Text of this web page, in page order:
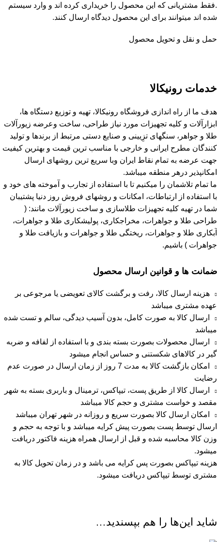
.فقط مشتریانی که این محصول را خریداری کرده اند و وارد سیستم
شده اند میتوانند برای این محصول دیدگاه ارسال کنند.
حمل و نقل و تحویل محصول
خدمات رونیکالا
هدف ما از راه اندازی فروشگاه رونیکالا، تهیه و توزیع دستگاه ها،
ابزارآلات و کلیه تجهیزات مورد نیاز طراحی، ساخت وعرضه زیورآلات
طلا و جواهر، سنگهای تزِیینی و صنایع دستی مرتبط از برندها و تولید
کنندگان مطرح ایرانی و خارجی با مناسب ترین قیمت و بهترین کیفیت
جهت عرضه به تمام نقاط ایران وبا سریع ترین روشهای ارسال
امکانپذیر درهر منطقه میباشد.
ما تمام تلاشمان را میکنیم تا با استفاده از تجارب و آموخته های خود و
با استفاده از ارتباطات، امکانات و روشهای فروش روز دنیا پشتیبان
شما در تهیه کلیه تجهیزات طلاسازی و ساخت زیورآلات مانند: (
طراحی طلا و جواهرات، مخراجکاری، پولیشکاری طلا و جواهرات،
آبکاری طلا و جواهرات، ریختگی طلا و جواهرات و بازیافت طلا و
جواهرات ) باشیم.
ضمانت ها و قوانین ارسال محصول
هزینه ارسال کالا، رفت و برگشت کالای تعویضی یا مرجوعی بر
عهده مشتری میباشد
ارسال کالا به صورت کامل، بدون آسیب دیدگی، سالم و تست شده
میباشد
ارسال محصولات بصورت بسته بندی و با استفاده از لفافه و ضربه
گیر در کالاهای شکستنی و حساس انجام میشود
امکان بازگشت کالا به مدت 7 روز از زمان ارسال در صورت عدم
رضایت
ارسال کالا از طریق پست، تیپاکس، ترمینال و باربری بسته به شهر
مقصد و خواست مشتری و حجم کالا میباشد
امکان ارسال کالا بصورت سریع و روزانه در شهر تهران میباشد
ارسال توسط پست بصورت پیش کرایه میباشد و با توجه به حجم و
وزن کالا محاسبه شده و قبل از ارسال همراه هزینه فاکتور دریافت
میشود.
هزینه تیپاکس بصورت پس کرایه می باشد و در زمان تحویل کالا به
مشتری توسط تیپاکس دریافت میشود.
شاید این‌ها را هم بپسندید…